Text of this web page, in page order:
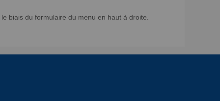
biais du formulaire du menu en haut à droite.